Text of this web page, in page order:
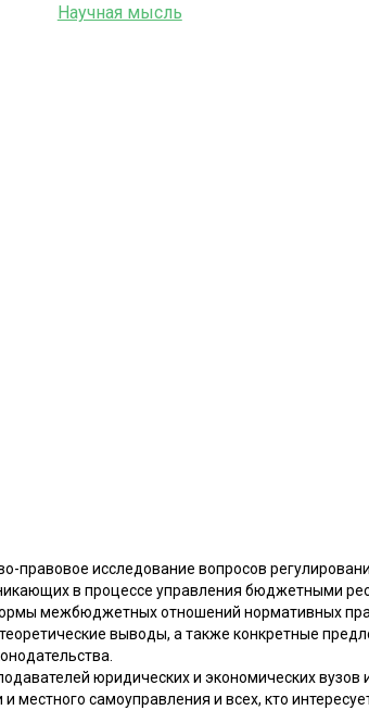
Научная мысль
правовое исследование вопросов
в процессе управления бюджетными
межбюджетных отношений нормативных
выводы, а также конкретные
юридических и экономических вузов
и местного самоуправления и всех, кто